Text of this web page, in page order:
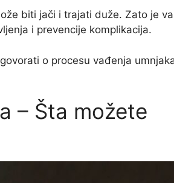
biti jači i trajati duže. Zato je
i prevencije komplikacija.
o procesu vađenja
– Šta možete